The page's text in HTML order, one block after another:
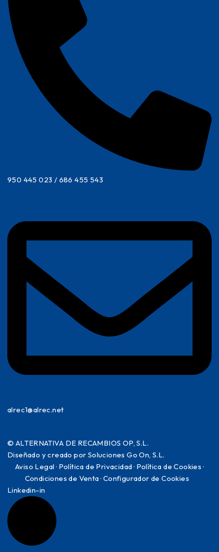
950 445 023 / 686 455 543
alrec1@alrec.net
© ALTERNATIVA DE RECAMBIOS OP, S.L.
Diseñado y creado por Soluciones Go On, S.L.
Aviso Legal· Política de Privacidad· Política de Cookies ·
Condiciones de Venta· Configurador de Cookies
Linkedin-in